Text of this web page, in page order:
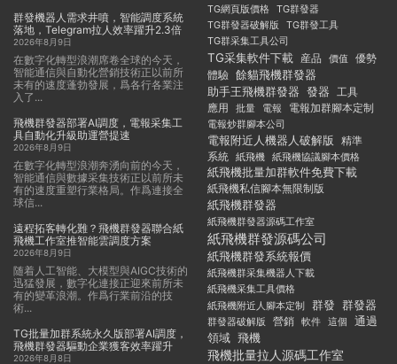
群發機器人需求井噴，智能調度系統
落地，Telegram拉人效率躍升2.3倍
2026年8月9日
在數字化轉型浪潮席卷全球的今天，
智能通信與自動化營銷技術正以前所
未有的速度蓬勃發展，爲各行各業注
入了...
飛機群發器部署AI調度，電報采集工
具自動化升級助運營提速
2026年8月9日
在數字化轉型浪潮奔湧向前的今天，
智能通信與數據采集技術正以前所未
有的速度重塑行業格局。作爲連接全
球信...
遠程拓客轉化難？飛機群發器聯合紙
飛機工作室推智能雲調度方案
2026年8月9日
随着人工智能、大模型與AIGC技術的
迅猛發展，數字化連接正迎來前所未
有的變革浪潮。作爲行業前沿的技
術...
TG批量加群系統永久版部署AI調度，
飛機群發器驅動企業獲客效率躍升
2026年8月8日
TG網頁版價格
TG群發器
TG群發器破解版
TG群發工具
TG群采集工具公司
TG采集軟件下載 産品 價值 優勢
體驗 餘貓飛機群發器
助手王飛機群發器 發器 工具
應用
批量 電報 電報加群腳本定制
電報炒群腳本公司
電報附近人機器人破解版 精準
系統 紙飛機 紙飛機協議腳本價格
紙飛機批量加群軟件免費下載
紙飛機私信腳本無限制版
紙飛機群發器
紙飛機群發器源碼工作室
紙飛機群發源碼公司
紙飛機群發系統報價
紙飛機群采集機器人下載
紙飛機采集工具價格
紙飛機附近人腳本定制
群發 群發器
群發器破解版 營銷 軟件 這個
通過
領域 飛機
飛機批量拉人源碼工作室